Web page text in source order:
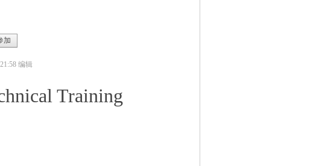
加
编辑
Training